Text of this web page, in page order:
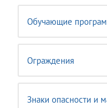
Обучающие
Ограждения
Знаки опасности и